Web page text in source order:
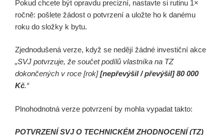
Pokud chcete být opravdu precizní, nastavte si rutinu 1×
ročně: pošlete žádost o potvrzení a uložte ho k danému
roku do složky k bytu.
Zjednodušená verze, když se nedějí žádné investiční akce
„SVJ potvrzuje, že součet podílů vlastníka na TZ
dokončených v roce [rok][nepřevýšil / převýšil] 80 000
Kč.“
Plnohodnotná verze potvrzení by mohla vypadat takto:
POTVRZENÍ SVJ O TECHNICKÉM ZHODNOCENÍ (TZ)